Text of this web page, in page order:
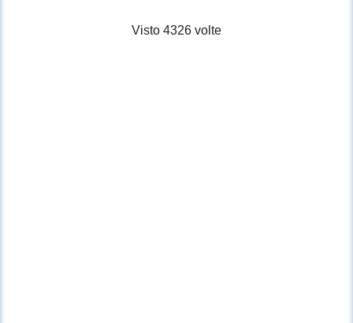
Visto 4326 volte